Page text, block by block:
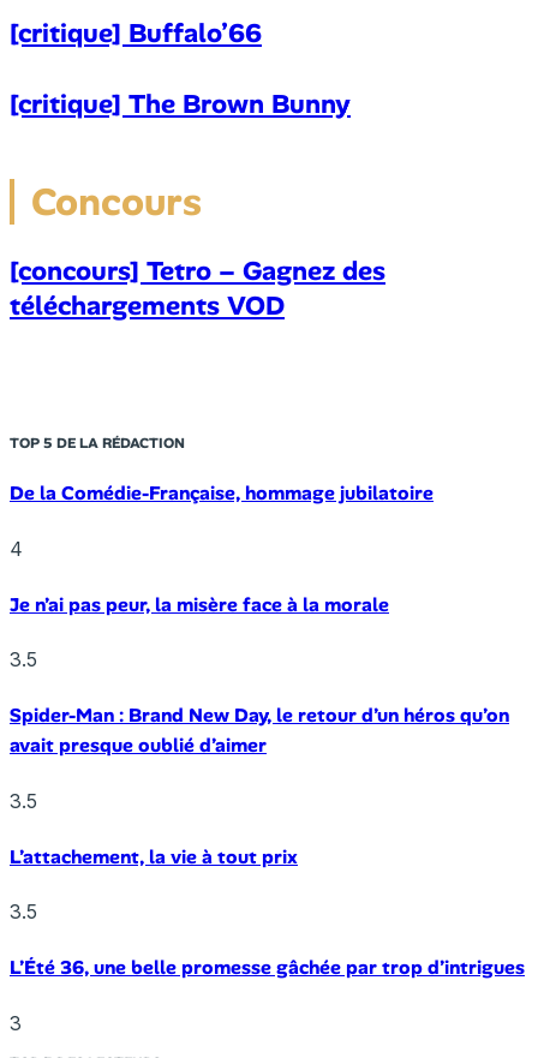
[critique] Buffalo’66
[critique] The Brown Bunny
Concours
[concours] Tetro – Gagnez des
téléchargements VOD
TOP 5 DE LA RÉDACTION
De la Comédie-Française, hommage jubilatoire
4
Je n’ai pas peur, la misère face à la morale
3.5
Spider-Man : Brand New Day, le retour d’un héros qu’on
avait presque oublié d’aimer
3.5
L’attachement, la vie à tout prix
3.5
L’Été 36, une belle promesse gâchée par trop d’intrigues
3